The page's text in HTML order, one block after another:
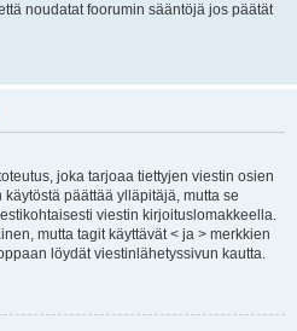
noudatat foorumin sääntöjä jos päätät
joka tarjoaa tiettyjen viestin osien
päättää ylläpitäjä, mutta se
viestin kirjoituslomakkeella.
mutta tagit käyttävät < ja > merkkien
löydät viestinlähetyssivun kautta.